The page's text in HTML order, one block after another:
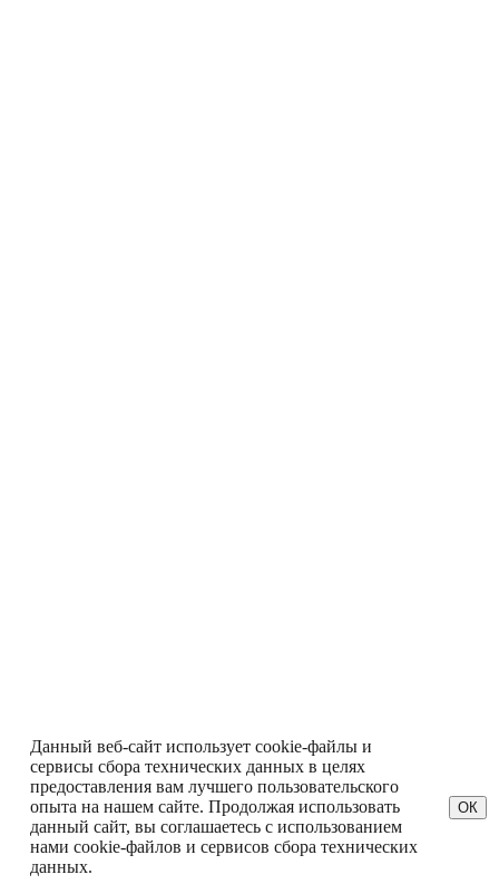
Данный веб-сайт использует cookie-файлы и
сервисы сбора технических данных в целях
предоставления вам лучшего пользовательского
опыта на нашем сайте. Продолжая использовать
данный сайт, вы соглашаетесь с использованием
нами cookie-файлов и сервисов сбора технических
данных.
ОК